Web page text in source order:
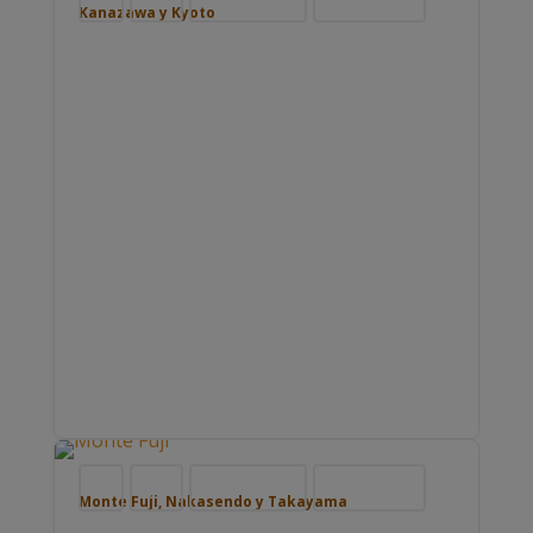
Kanazawa y Kyoto
Monte Fuji, Nakasendo y Takayama